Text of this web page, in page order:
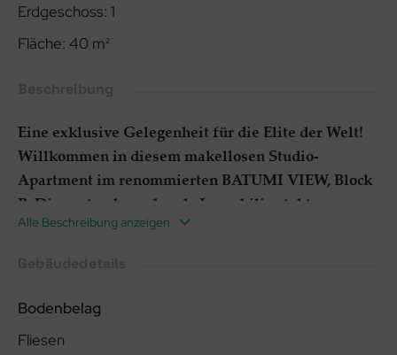
Erdgeschoss: 1
Fläche: 40 m²
Beschreibung
Eine exklusive Gelegenheit für die Elite der Welt!
Willkommen in diesem makellosen Studio-
Apartment im renommierten BATUMI VIEW, Block
B. Diese atemberaubende Immobilie steht zum
Verkauf und wartet auf einen neuen Eigentümer.
Dieses Studio-Apartment verfügt über ein
Alle Beschreibung anzeigen
Gebäudedetails
Bodenbelag
Fliesen